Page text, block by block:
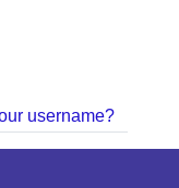
username?